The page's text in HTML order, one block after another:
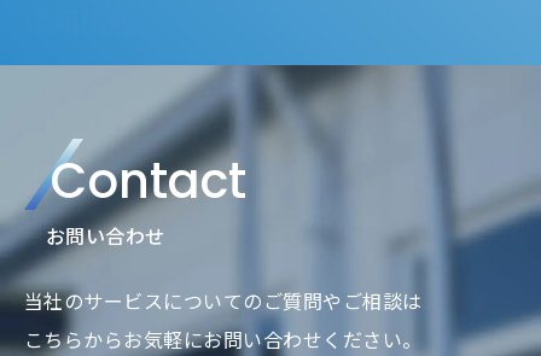
Contact
お問い合わせ
当社のサービスについてのご質問やご相談は
こちらからお気軽にお問い合わせください。